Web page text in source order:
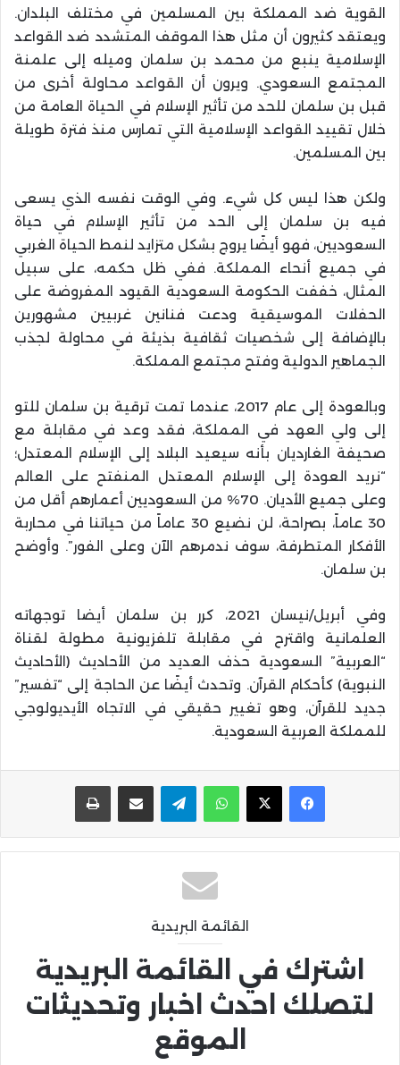
القوية ضد المملكة بين المسلمين في مختلف البلدان.
ويعتقد كثيرون أن مثل هذا الموقف المتشدد ضد القواعد
الإسلامية ينبع من محمد بن سلمان وميله إلى علمنة
المجتمع السعودي. ويرون أن القواعد محاولة أخرى من
قبل بن سلمان للحد من تأثير الإسلام في الحياة العامة من
خلال تقييد القواعد الإسلامية التي تمارس منذ فترة طويلة
بين المسلمين.
ولكن هذا ليس كل شيء. وفي الوقت نفسه الذي يسعى
فيه بن سلمان إلى الحد من تأثير الإسلام في حياة
السعوديين، فهو أيضًا يروج بشكل متزايد لنمط الحياة الغربي
في جميع أنحاء المملكة. ففي ظل حكمه، على سبيل
المثال، خففت الحكومة السعودية القيود المفروضة على
الحفلات الموسيقية ودعت فنانين غربيين مشهورين
بالإضافة إلى شخصيات ثقافية بذيئة في محاولة لجذب
الجماهير الدولية وفتح مجتمع المملكة.
وبالعودة إلى عام 2017، عندما تمت ترقية بن سلمان للتو
إلى ولي العهد في المملكة، فقد وعد في مقابلة مع
صحيفة الغارديان بأنه سيعيد البلاد إلى الإسلام المعتدل؛
“نريد العودة إلى الإسلام المعتدل المنفتح على العالم
وعلى جميع الأديان. 70% من السعوديين أعمارهم أقل من
30 عاماً، بصراحة، لن نضيع 30 عاماً من حياتنا في محاربة
الأفكار المتطرفة، سوف ندمرهم الآن وعلى الفور”. وأوضح
بن سلمان.
وفي أبريل/نيسان 2021، كرر بن سلمان أيضا توجهاته
العلمانية واقترح في مقابلة تلفزيونية مطولة لقناة
“العربية” السعودية حذف العديد من الأحاديث (الأحاديث
النبوية) كأحكام القرآن. وتحدث أيضًا عن الحاجة إلى “تفسير”
جديد للقرآن، وهو تغيير حقيقي في الاتجاه الأيديولوجي
للمملكة العربية السعودية.
واتساب تيلقرام مشاركة عبر البريد
القائمة البريدية
اشترك في القائمة البريدية
لتصلك احدث اخبار وتحديثات
الموقع